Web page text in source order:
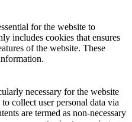
for the website to
includes cookies that ensures
of the website. These
necessary for the website
collect user personal data via
are termed as non-necessary